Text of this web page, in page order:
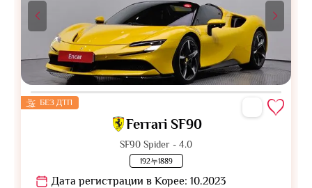
БЕЗ ДТП
Ferrari SF90
SF90 Spider - 4.0
192누1889
Дата регистрации в Корее: 10.2023